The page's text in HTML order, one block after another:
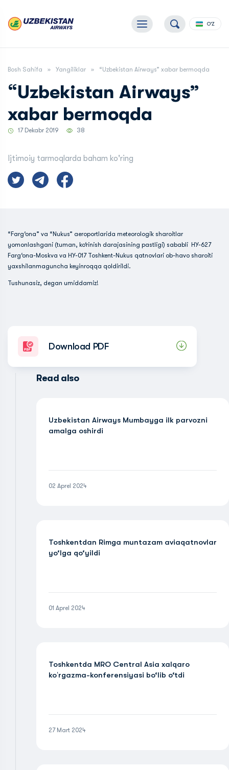
O'Z
Bosh Sahifa Yangiliklar “Uzbekistan Airways” xabar bermoqda
“Uzbekistan Airways”
xabar bermoqda
17 Dekabr 2019 38
Ijtimoiy tarmoqlarda baham ko'ring
“Farg‘ona” va “Nukus” aeroportlarida meteorologik sharoitlar
yomonlashgani (tuman, ko‘rinish darajasining pastligi) sababli HY-627
Farg‘ona-Moskva va HY-017 Toshkent-Nukus qatnovlari ob-havo sharoiti
yaxshilanmaguncha keyinroqqa qoldirildi.
Tushunasiz, degan umiddamiz!
Download PDF
Read also
Uzbekistan Airways Mumbayga ilk parvozni
amalga oshirdi
02 Aprel 2024
Toshkentdan Rimga muntazam aviaqatnovlar
yo‘lga qo‘yildi
01 Aprel 2024
Toshkentda MRO Central Asia xalqaro
koʻrgazma-konferensiyasi bo‘lib o‘tdi
27 Mart 2024